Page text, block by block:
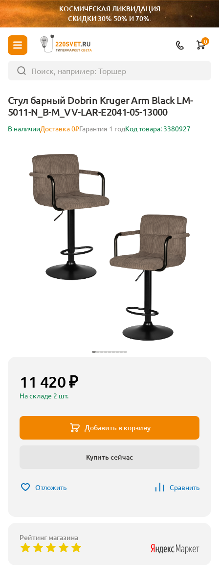
КОСМИЧЕСКАЯ ЛИКВИДАЦИЯ
СКИДКИ 30% 50% И 70%.
ГИПЕРМАРКЕТ СВЕТА
0
Стул барный Dobrin Kruger Arm Black LM-
5011-N_B-M_VV-LAR-E2041-05-13000
В наличииДоставка 0₽Гарантия 1 годКод товара: 3380927
11 420 ₽
На складе 2 шт.
Добавить в корзину
Купить сейчас
Отложить Сравнить
Рейтинг магазина